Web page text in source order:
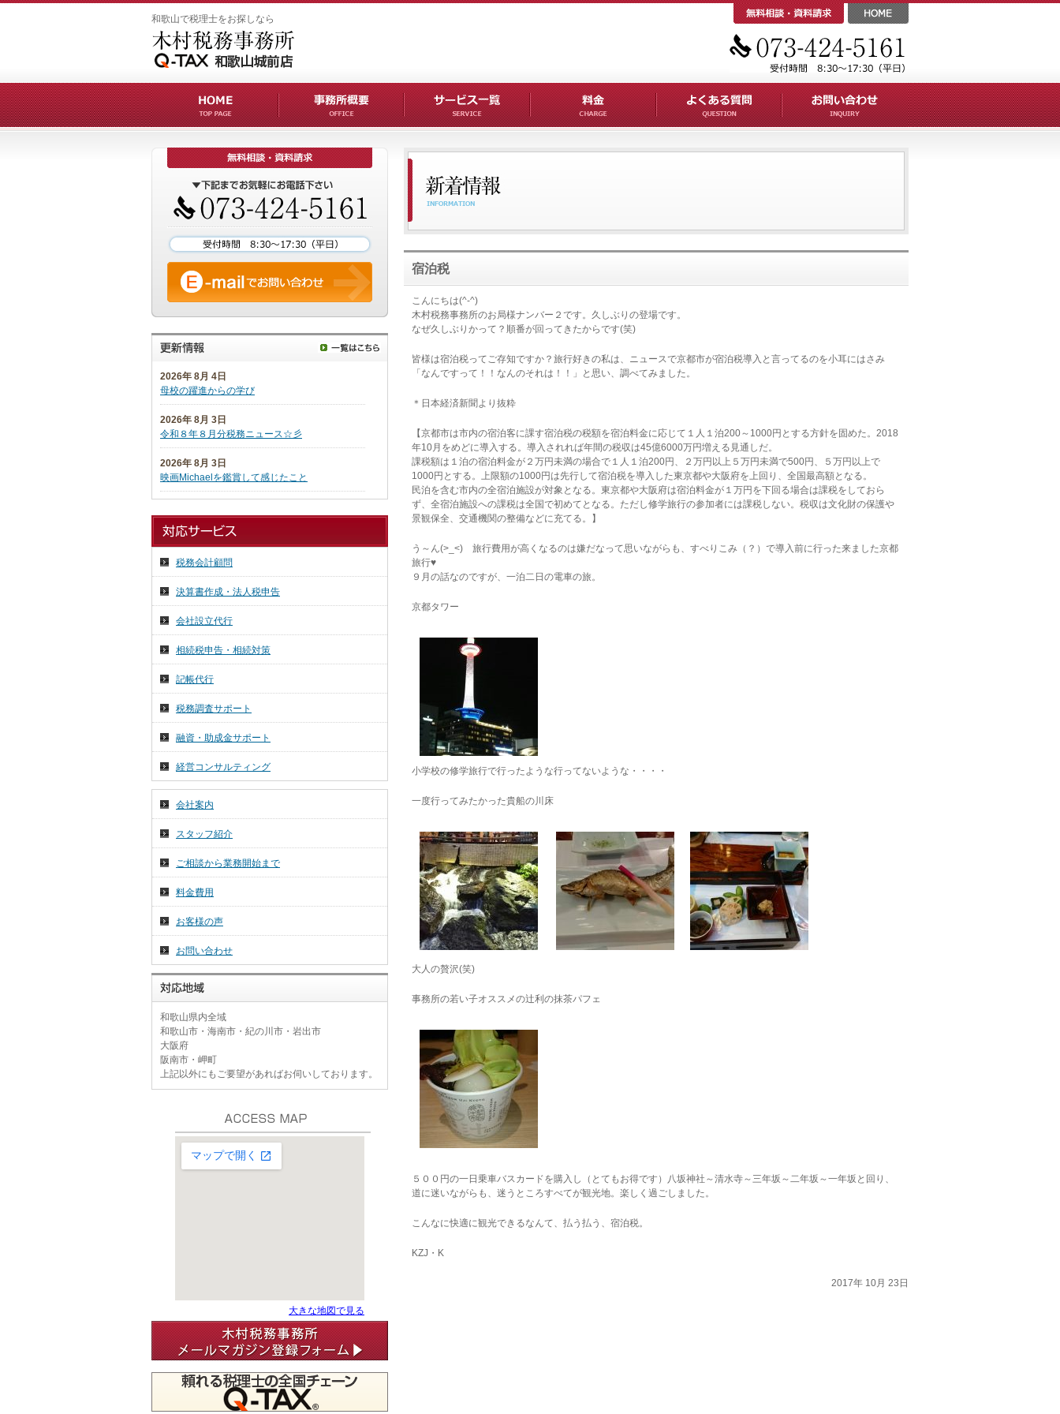
和歌山で税理士をお探しなら
宿泊税
こんにちは(^-^)
木村税務事務所のお局様ナンバー２です。久しぶりの登場です。
なぜ久しぶりかって？順番が回ってきたからです(笑)
皆様は宿泊税ってご存知ですか？旅行好きの私は、ニュースで京都市が宿泊税導入と言ってるのを小耳にはさみ
「なんですって！！なんのそれは！！」と思い、調べてみました。
＊日本経済新聞より抜粋
【京都市は市内の宿泊客に課す宿泊税の税額を宿泊料金に応じて１人１泊200～1000円とする方針を固めた。2018
年10月をめどに導入する。導入されれば年間の税収は45億6000万円増える見通しだ。
課税額は１泊の宿泊料金が２万円未満の場合で１人１泊200円、２万円以上５万円未満で500円、５万円以上で
1000円とする。上限額の1000円は先行して宿泊税を導入した東京都や大阪府を上回り、全国最高額となる。
民泊を含む市内の全宿泊施設が対象となる。東京都や大阪府は宿泊料金が１万円を下回る場合は課税をしておら
ず、全宿泊施設への課税は全国で初めてとなる。ただし修学旅行の参加者には課税しない。税収は文化財の保護や
景観保全、交通機関の整備などに充てる。】
う～ん(>_<) 旅行費用が高くなるのは嫌だなって思いながらも、すべりこみ（？）で導入前に行った来ました京都
旅行♥
９月の話なのですが、一泊二日の電車の旅。
京都タワー
小学校の修学旅行で行ったような行ってないような・・・・
一度行ってみたかった貴船の川床
大人の贅沢(笑)
事務所の若い子オススメの辻利の抹茶パフェ
５００円の一日乗車バスカードを購入し（とてもお得です）八坂神社～清水寺～三年坂～二年坂～一年坂と回り、
道に迷いながらも、迷うところすべてが観光地。楽しく過ごしました。
こんなに快適に観光できるなんて、払う払う、宿泊税。
KZJ・K
2017年 10月 23日
2026年 8月 4日
母校の躍進からの学び
2026年 8月 3日
令和８年８月分税務ニュース☆彡
2026年 8月 3日
映画Michaelを鑑賞して感じたこと
日本税理士企業年金基金代議員会
2026年 7月 27日
日本税理士会連合会総会
2026年 7月 16日
祇園祭り 前祭
2026年 7月 15日
気ままに投稿
2026年 7月 14日
７月の京都へ
2026年 7月 1日
令和８年７月分税務ニュース☆彡
2026年 6月 26日
～和歌山の名勝・重要文化財～
税務会計顧問
決算書作成・法人税申告
会社設立代行
相続税申告・相続対策
記帳代行
税務調査サポート
融資・助成金サポート
経営コンサルティング
会社案内
スタッフ紹介
ご相談から業務開始まで
料金費用
お客様の声
お問い合わせ
和歌山県内全域
和歌山市・海南市・紀の川市・岩出市
大阪府
阪南市・岬町
上記以外にもご要望があればお伺いしております。
大きな地図で見る